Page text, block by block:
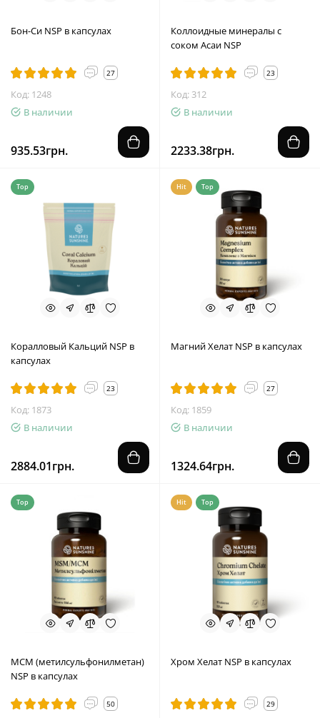
Бон-Си NSP в капсулах
27
Код: 1248
В наличии
935.53грн.
Коллоидные минералы с
соком Асаи NSP
23
Код: 312
В наличии
2233.38грн.
Top
Коралловый Кальций NSP в
капсулах
23
Код: 1873
В наличии
2884.01грн.
Hit Top
Магний Хелат NSP в капсулах
27
Код: 1859
В наличии
1324.64грн.
Top
МСМ (метилсульфонилметан)
NSP в капсулах
50
Hit Top
Хром Хелат NSP в капсулах
29